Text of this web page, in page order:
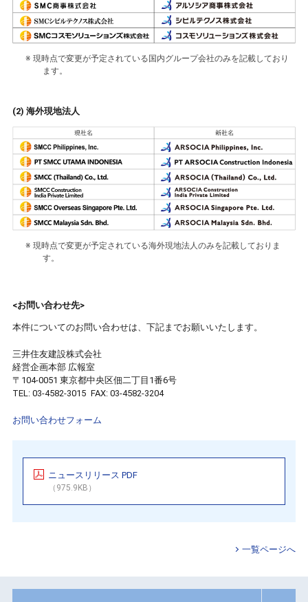
※ 現時点で変更が予定されている国内グループ会社のみを記載しており
ます。
(2) 海外現地法人
※ 現時点で変更が予定されている海外現地法人のみを記載しておりま
す。
<お問い合わせ先>
本件についてのお問い合わせは、下記までお願いいたします。
三井住友建設株式会社
経営企画本部 広報室
〒104-0051 東京都中央区佃二丁目1番6号
TEL: 03-4582-3015 FAX: 03-4582-3204
お問い合わせフォーム
ニュースリリース PDF
（975.9KB）
一覧ページへ